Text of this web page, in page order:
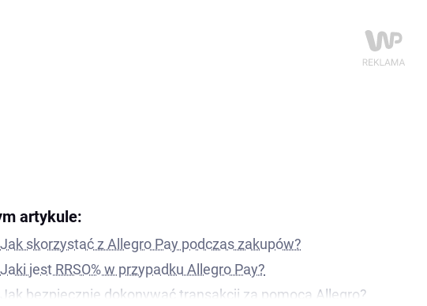
artykule:
Jak skorzystać z Allegro Pay podczas zakupów?
Jaki jest RRSO% w przypadku Allegro Pay?
Jak bezpiecznie dokonywać transakcji za pomocą Allegro?